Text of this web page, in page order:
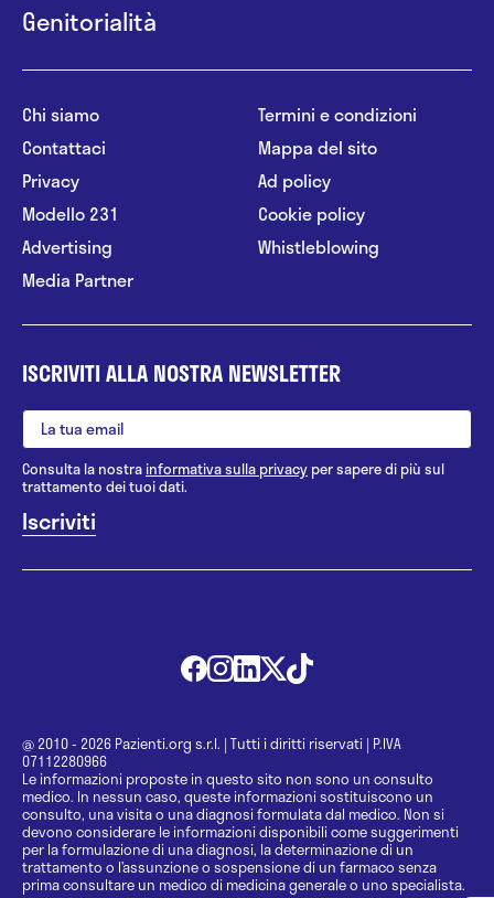
Genitorialità
Chi siamo
Contattaci
Privacy
Modello 231
Advertising
Media Partner
Termini e condizioni
Mappa del sito
Ad policy
Cookie policy
Whistleblowing
ISCRIVITI ALLA NOSTRA NEWSLETTER
Consulta la nostrainformativa sulla privacy per sapere di più sul
trattamento dei tuoi dati.
@ 2010 - 2026 Pazienti.org s.r.l. | Tutti i diritti riservati | P.IVA
07112280966
Le informazioni proposte in questo sito non sono un consulto
medico. In nessun caso, queste informazioni sostituiscono un
consulto, una visita o una diagnosi formulata dal medico. Non si
devono considerare le informazioni disponibili come suggerimenti
per la formulazione di una diagnosi, la determinazione di un
trattamento o l’assunzione o sospensione di un farmaco senza
prima consultare un medico di medicina generale o uno specialista.